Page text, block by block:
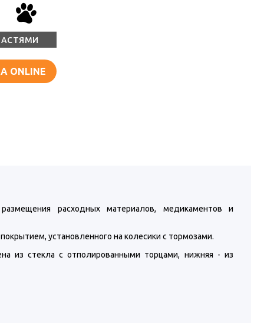
ONLINE
расходных материалов, медикаментов и
установленного на колесики с тормозами.
из стекла с отполированными торцами, нижняя - из